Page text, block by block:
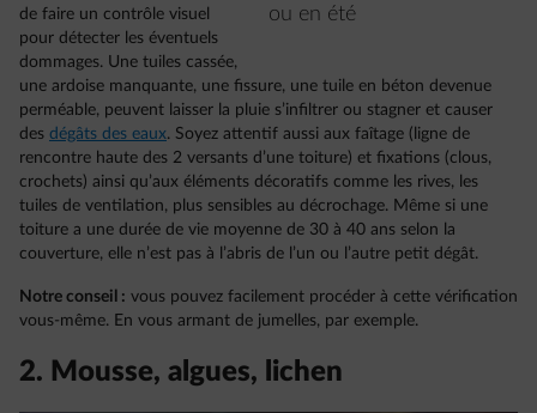
ou en été
de faire un contrôle visuel
pour détecter les éventuels
dommages. Une tuiles cassée,
une ardoise manquante, une fissure, une tuile en béton devenue
perméable, peuvent laisser la pluie s’infiltrer ou stagner et causer
des dégâts des eaux. Soyez attentif aussi aux faîtage (ligne de
rencontre haute des 2 versants d’une toiture) et fixations (clous,
crochets) ainsi qu’aux éléments décoratifs comme les rives, les
tuiles de ventilation, plus sensibles au décrochage. Même si une
toiture a une durée de vie moyenne de 30 à 40 ans selon la
couverture, elle n’est pas à l’abris de l’un ou l’autre petit dégât.
Notre conseil : vous pouvez facilement procéder à cette vérification
vous-même. En vous armant de jumelles, par exemple.
2. Mousse, algues, lichen